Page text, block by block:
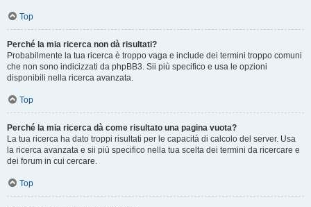
Top
Perché la mia ricerca non dà risultati?
Probabilmente la tua ricerca è troppo vaga e include dei termini troppo comuni
che non sono indicizzati da phpBB3. Sii più specifico e usa le opzioni
disponibili nella ricerca avanzata.
Top
Perché la mia ricerca dà come risultato una pagina vuota?
La tua ricerca ha dato troppi risultati per le capacità di calcolo del server. Usa
la ricerca avanzata e sii più specifico nella tua scelta dei termini da ricercare e
dei forum in cui cercare.
Top